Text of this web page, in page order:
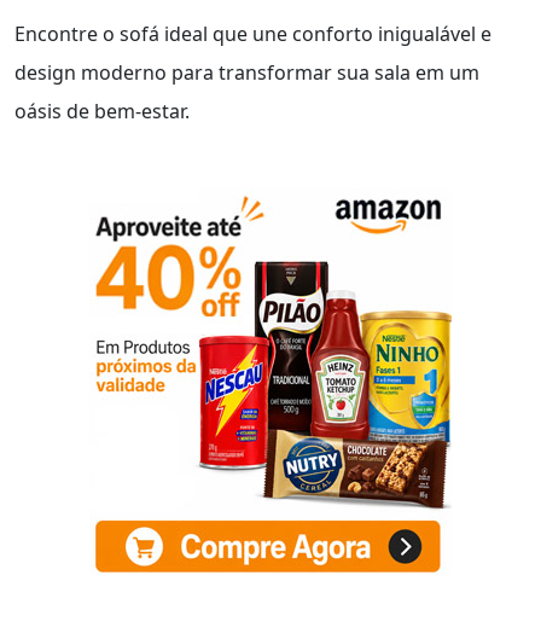
Encontre o sofá ideal que une conforto inigualável e
design moderno para transformar sua sala em um
oásis de bem-estar.